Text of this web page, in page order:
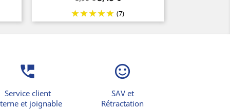
de
base
(7)
perm_phone_msg
Service client
et joignable
sentiment_satisfied_alt
SAV et
Rétractation